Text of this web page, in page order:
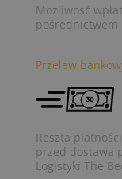
Możliwość
pośrednictwem
Przelew
Reszta
przed dostawą
Logistyki The